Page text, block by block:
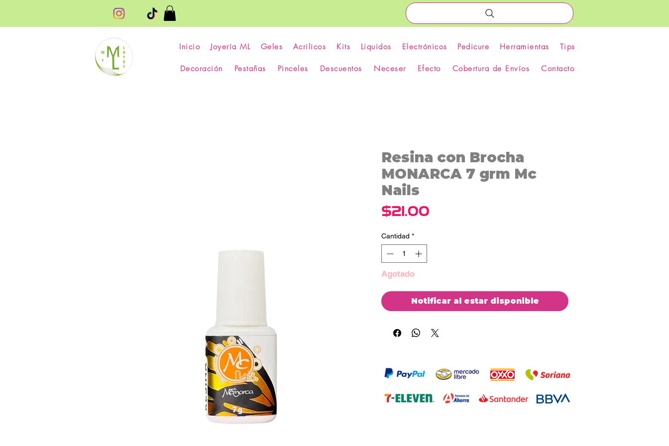
Inicio Joyería ML Geles Acrilicos Kits Liquidos Electrónicos Pedicure Herramientas Tips
Decoración Pestañas Pinceles Descuentos Neceser Efecto Cobertura de Envíos Contacto
Resina con Brocha
MONARCA 7 grm Mc
Nails
$21.00
Cantidad *
Agotado
Notificar al estar disponible